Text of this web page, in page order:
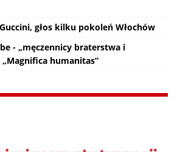
głos kilku pokoleń Włochów
- „męczennicy braterstwa i
humanitas”